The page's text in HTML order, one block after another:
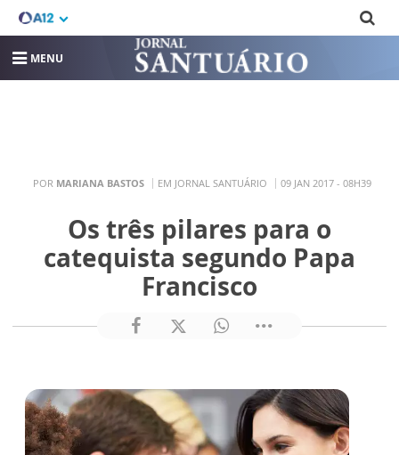
MENU
POR MARIANA BASTOS EM JORNAL SANTUÁRIO 09 JAN 2017 - 08H39
Os três pilares para o
catequista segundo Papa
Francisco